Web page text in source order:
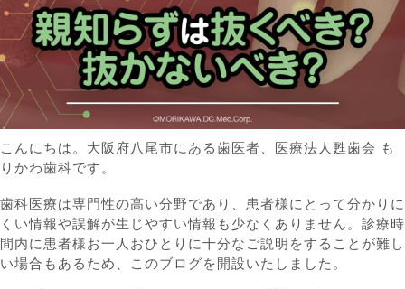
こんにちは。大阪府八尾市にある歯医者、医療法人甦歯会 も
りかわ歯科です。
歯科医療は専門性の高い分野であり、患者様にとって分かりに
くい情報や誤解が生じやすい情報も少なくありません。診療時
間内に患者様お一人おひとりに十分なご説明をすることが難し
い場合もあるため、このブログを開設いたしました。